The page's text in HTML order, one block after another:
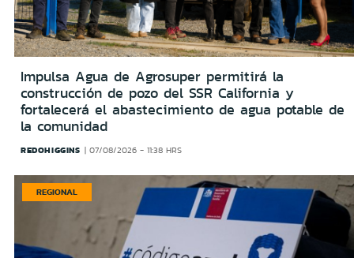
Impulsa Agua de Agrosuper permitirá la
construcción de pozo del SSR California y
fortalecerá el abastecimiento de agua potable de
la comunidad
REDOHIGGINS 07/08/2026 - 11:38 HRS
REGIONAL